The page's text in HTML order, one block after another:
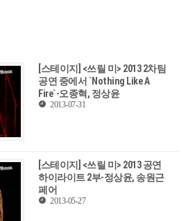
[스테이지] <쓰릴 미> 2013 2차팀
공연 중에서 `Nothing Like A
Fire`-오종혁, 정상윤
2013-07-31
[스테이지] <쓰릴 미> 2013 공연
하이라이트 2부-정상윤, 송원근
페어
2013-05-27